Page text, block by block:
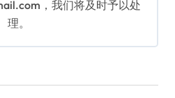
，我们将及时予以处
理。